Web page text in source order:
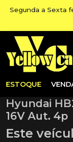
Segunda a Sexta
ESTOQUE
Hyundai
16V Aut. 4p
Este